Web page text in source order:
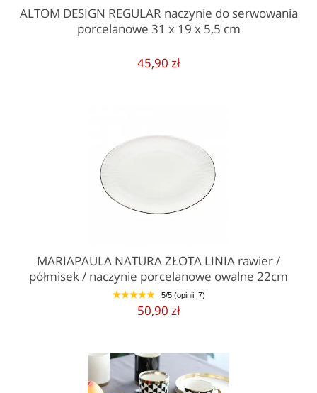
ALTOM DESIGN REGULAR naczynie do serwowania
porcelanowe 31 x 19 x 5,5 cm
45,90 zł
MARIAPAULA NATURA ZŁOTA LINIA rawier /
półmisek / naczynie porcelanowe owalne 22cm
1 2 3 4 5 5/5 (opinii: 7)
50,90 zł